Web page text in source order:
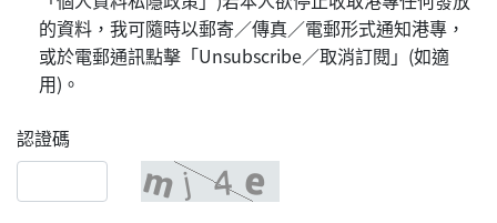
的資料，我可隨時以郵寄／傳真／電郵形式通知港專，
或於電郵通訊點擊「Unsubscribe／取消訂閱」(如適
用)。
認證碼